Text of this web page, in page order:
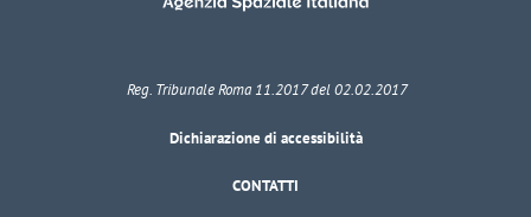
Reg. Tribunale Roma 11.2017 del 02.02.2017
Dichiarazione di accessibilità
CONTATTI